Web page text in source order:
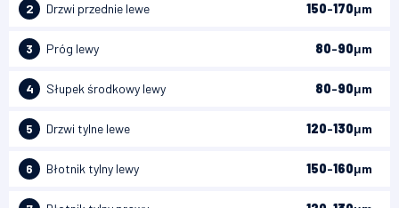
2 Drzwi przednie lewe 150-170μm
3 Próg lewy 80-90μm
4 Słupek środkowy lewy 80-90μm
5 Drzwi tylne lewe 120-130μm
6 Błotnik tylny lewy 150-160μm